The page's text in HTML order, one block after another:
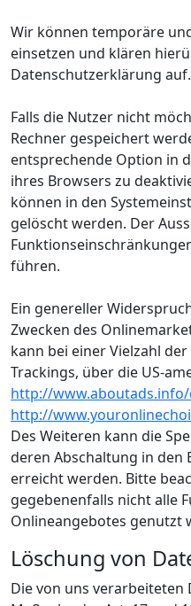
Wir können temporäre
einsetzen und klären
Datenschutzerklärung auf.
Falls die Nutzer nicht
Rechner gespeichert
entsprechende Option in
ihres Browsers zu
können in den
gelöscht werden. Der
führen.
Ein genereller
Zwecken des
kann bei einer Vielzahl
Trackings, über die US-
http://
http://
Des Weiteren kann die
deren Abschaltung in den
erreicht werden. Bitte
gegebenenfalls nicht alle
Onlineangebotes genutzt
Löschung von
Die von uns verarbeiteten